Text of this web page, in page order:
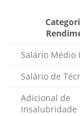
Salário Médio
Salário de
Adicional de
Insalubridade